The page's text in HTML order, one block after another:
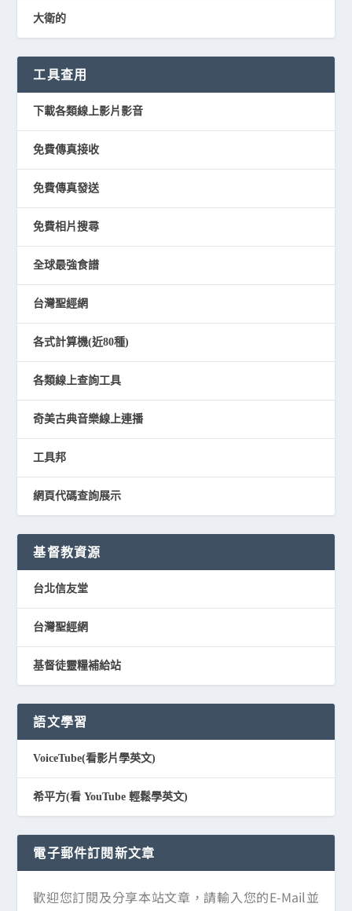
大衛的
工具查用
下載各類線上影片影音
免費傳真接收
免費傳真發送
免費相片搜尋
全球最強食譜
台灣聖經網
各式計算機(近80種)
各類線上查詢工具
奇美古典音樂線上連播
工具邦
網頁代碼查詢展示
基督教資源
台北信友堂
台灣聖經網
基督徒靈糧補給站
語文學習
VoiceTube(看影片學英文)
希平方(看 YouTube 輕鬆學英文)
電子郵件訂閱新文章
歡迎您訂閱及分享本站文章，請輸入您的E-Mail並